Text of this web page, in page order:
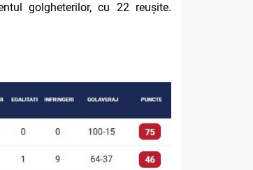
golgheterilor, cu 22 reușite.